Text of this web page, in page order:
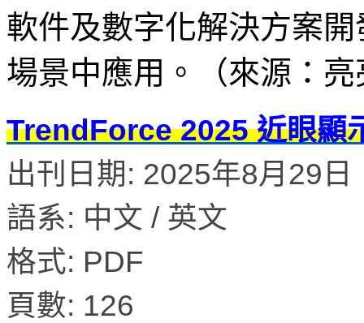
軟件及數字化解決方案
場景中應用。（來源：
TrendForce 2025 近眼顯
出刊日期: 2025年8月29日
語系: 中文 / 英文
格式: PDF
頁數: 126